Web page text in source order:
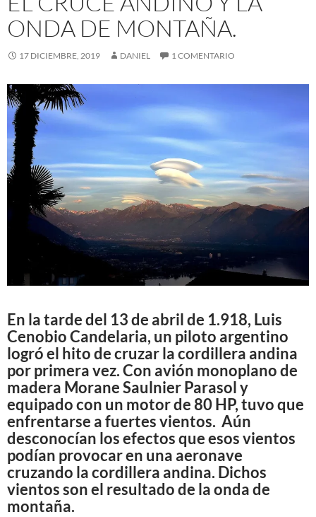
ONDA DE MONTAÑA.
17 DICIEMBRE, 2019 DANIEL 1 COMENTARIO
En la tarde del 13 de abril de 1.918, Luis
Cenobio Candelaria, un piloto argentino
logró el hito de cruzar la cordillera andina
por primera vez. Con avión monoplano de
madera Morane Saulnier Parasol y
equipado con un motor de 80 HP, tuvo que
enfrentarse a fuertes vientos. Aún
desconocían los efectos que esos vientos
podían provocar en una aeronave
cruzando la cordillera andina. Dichos
vientos son el resultado de la onda de
montaña.